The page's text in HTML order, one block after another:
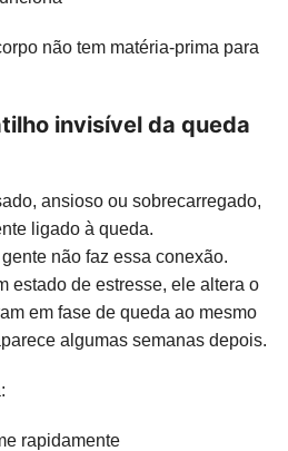
não tem matéria-prima para
invisível da queda
ansioso ou sobrecarregado,
ligado à queda.
não faz essa conexão.
estado de estresse, ele altera o
em fase de queda ao mesmo
algumas semanas depois.
rapidamente